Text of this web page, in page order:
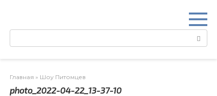
Поиск:
Главная » Шоу Питомцев
photo_2022-04-22_13-37-10